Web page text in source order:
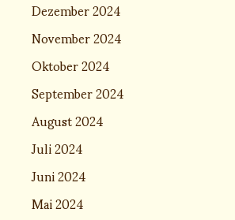
Dezember 2024
November 2024
Oktober 2024
September 2024
August 2024
Juli 2024
Juni 2024
Mai 2024